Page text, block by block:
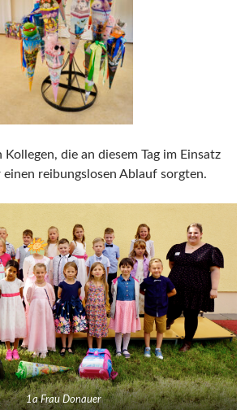
die an diesem Tag im Einsatz
reibungslosen Ablauf sorgten.
1a Frau Donauer